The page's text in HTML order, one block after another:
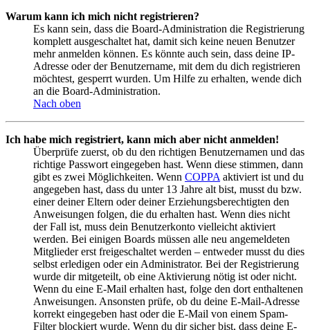
Warum kann ich mich nicht registrieren?
Es kann sein, dass die Board-Administration die Registrierung
komplett ausgeschaltet hat, damit sich keine neuen Benutzer
mehr anmelden können. Es könnte auch sein, dass deine IP-
Adresse oder der Benutzername, mit dem du dich registrieren
möchtest, gesperrt wurden. Um Hilfe zu erhalten, wende dich
an die Board-Administration.
Nach oben
Ich habe mich registriert, kann mich aber nicht anmelden!
Überprüfe zuerst, ob du den richtigen Benutzernamen und das
richtige Passwort eingegeben hast. Wenn diese stimmen, dann
gibt es zwei Möglichkeiten. Wenn COPPA aktiviert ist und du
angegeben hast, dass du unter 13 Jahre alt bist, musst du bzw.
einer deiner Eltern oder deiner Erziehungsberechtigten den
Anweisungen folgen, die du erhalten hast. Wenn dies nicht
der Fall ist, muss dein Benutzerkonto vielleicht aktiviert
werden. Bei einigen Boards müssen alle neu angemeldeten
Mitglieder erst freigeschaltet werden – entweder musst du dies
selbst erledigen oder ein Administrator. Bei der Registrierung
wurde dir mitgeteilt, ob eine Aktivierung nötig ist oder nicht.
Wenn du eine E-Mail erhalten hast, folge den dort enthaltenen
Anweisungen. Ansonsten prüfe, ob du deine E-Mail-Adresse
korrekt eingegeben hast oder die E-Mail von einem Spam-
Filter blockiert wurde. Wenn du dir sicher bist, dass deine E-